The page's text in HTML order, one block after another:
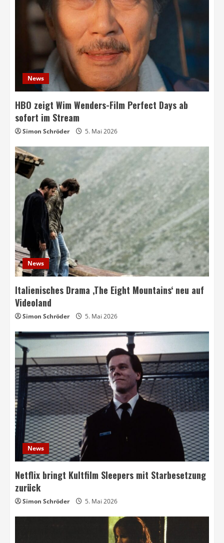
News
HBO zeigt Wim Wenders-Film Perfect Days ab
sofort im Stream
Simon Schröder 5. Mai 2026
News
Italienisches Drama ‚The Eight Mountains‘ neu auf
Videoland
Simon Schröder 5. Mai 2026
News
Netflix bringt Kultfilm Sleepers mit Starbesetzung
zurück
Simon Schröder 5. Mai 2026